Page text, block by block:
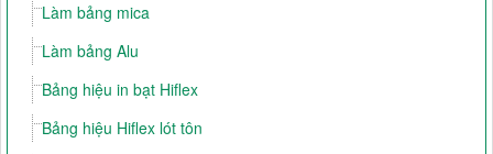
Làm bảng mica
Làm bảng Alu
Bảng hiệu in bạt Hiflex
Bảng hiệu Hiflex lót tôn